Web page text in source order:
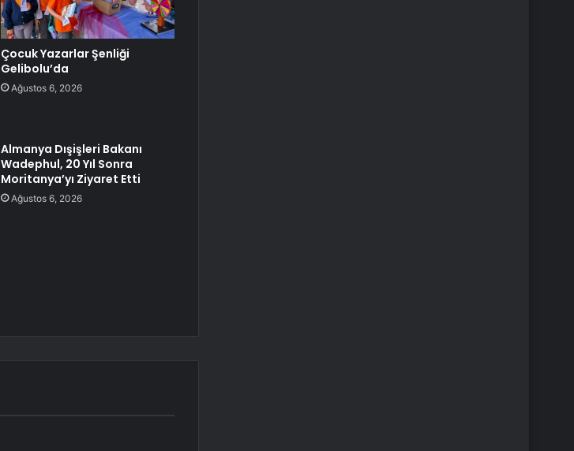
Çocuk Yazarlar Şenliği
Gelibolu’da
Ağustos 6, 2026
Almanya Dışişleri Bakanı
Wadephul, 20 Yıl Sonra
Moritanya’yı Ziyaret Etti
Ağustos 6, 2026